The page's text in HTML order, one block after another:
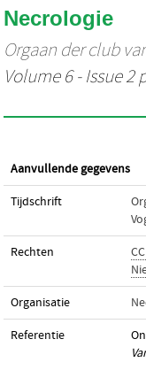
Necrologie
Orgaan der club
Volume 6 - Issue 2
Aanvullende gegevens
Tijdschrift
Rechten
Organisatie
Referentie